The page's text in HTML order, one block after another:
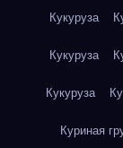
Кукуруза
Кукуруза
Кукуруза
Куриная